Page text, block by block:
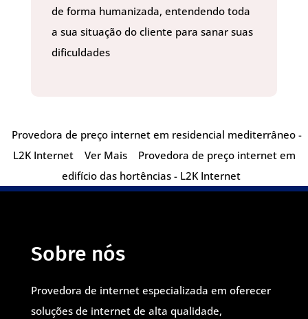
de forma humanizada, entendendo toda
a sua situação do cliente para sanar suas
dificuldades
Provedora de preço internet em residencial mediterrâneo -
L2K Internet
Ver Mais
Provedora de preço internet em
edifício das hortências - L2K Internet
Sobre nós
Provedora de internet especializada em oferecer
soluções de internet de alta qualidade,